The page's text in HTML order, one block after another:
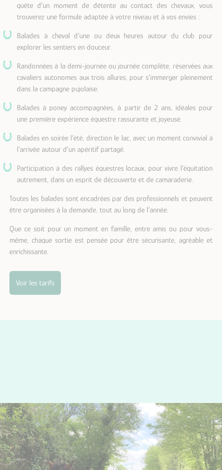
quête d’un moment de détente au contact des chevaux, vous
trouverez une formule adaptée à votre niveau et à vos envies :
Balades à cheval d’une ou deux heures autour du club pour
explorer les sentiers en douceur.
Randonnées à la demi-journée ou journée complète, réservées aux
cavaliers autonomes aux trois allures, pour s’immerger pleinement
dans la campagne pujolaise.
Balades à poney accompagnées, à partir de 2 ans, idéales pour
une première expérience équestre rassurante et joyeuse.
Balades en soirée l’été, direction le lac, avec un moment convivial à
l’arrivée autour d’un apéritif partagé.
Participation à des rallyes équestres locaux, pour vivre l’équitation
autrement, dans un esprit de découverte et de camaraderie.
Toutes les balades sont encadrées par des professionnels et peuvent
être organisées à la demande, tout au long de l’année.
Que ce soit pour un moment en famille, entre amis ou pour vous-
même, chaque sortie est pensée pour être sécurisante, agréable et
enrichissante.
Voir les tarifs